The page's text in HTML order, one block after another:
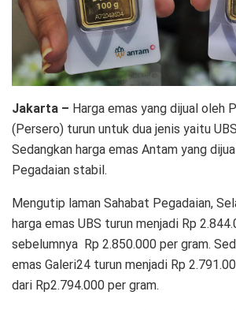
Jakarta – Harga emas yang dijual oleh
(Persero) turun untuk dua jenis yaitu
Sedangkan harga emas Antam yang
Pegadaian stabil.
Mengutip laman Sahabat Pegadaian,
harga emas UBS turun menjadi Rp
sebelumnya Rp 2.850.000 per gram.
emas Galeri24 turun menjadi Rp
dari Rp2.794.000 per gram.